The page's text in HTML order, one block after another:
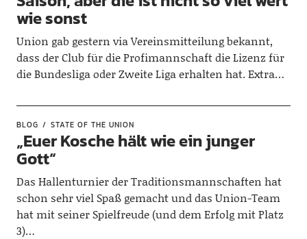
wie sonst
Union gab gestern via Vereinsmitteilung bekannt,
dass der Club für die Profimannschaft die Lizenz für
die Bundesliga oder Zweite Liga erhalten hat. Extra…
BLOG STATE OF THE UNION
„Euer Kosche hält wie ein junger
Gott“
Das Hallenturnier der Traditionsmannschaften hat
schon sehr viel Spaß gemacht und das Union-Team
hat mit seiner Spielfreude (und dem Erfolg mit Platz
3)…